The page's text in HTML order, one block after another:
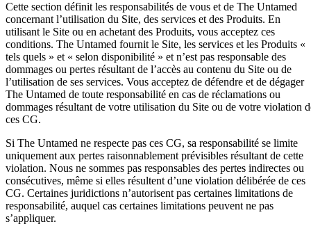
Cette section définit les responsabilités de vous et de The Untamed
concernant l’utilisation du Site, des services et des Produits. En
utilisant le Site ou en achetant des Produits, vous acceptez ces
conditions. The Untamed fournit le Site, les services et les Produits «
tels quels » et « selon disponibilité » et n’est pas responsable des
dommages ou pertes résultant de l’accès au contenu du Site ou de
l’utilisation de ses services. Vous acceptez de défendre et de dégager
The Untamed de toute responsabilité en cas de réclamations ou
dommages résultant de votre utilisation du Site ou de votre violation
ces CG.
Si The Untamed ne respecte pas ces CG, sa responsabilité se limite
uniquement aux pertes raisonnablement prévisibles résultant de cette
violation. Nous ne sommes pas responsables des pertes indirectes ou
consécutives, même si elles résultent d’une violation délibérée de ces
CG. Certaines juridictions n’autorisent pas certaines limitations de
responsabilité, auquel cas certaines limitations peuvent ne pas
s’appliquer.